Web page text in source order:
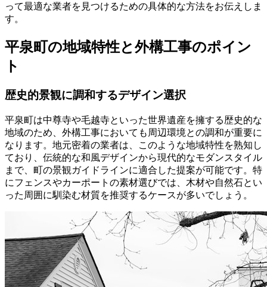
って最適な業者を見つけるための具体的な方法をお伝えしま
す。
平泉町の地域特性と外構工事のポイン
ト
歴史的景観に調和するデザイン選択
平泉町は中尊寺や毛越寺といった世界遺産を擁する歴史的な
地域のため、外構工事においても周辺環境との調和が重要に
なります。地元密着の業者は、このような地域特性を熟知し
ており、伝統的な和風デザインから現代的なモダンスタイル
まで、町の景観ガイドラインに適合した提案が可能です。特
にフェンスやカーポートの素材選びでは、木材や自然石とい
った周囲に馴染む材質を推奨するケースが多いでしょう。